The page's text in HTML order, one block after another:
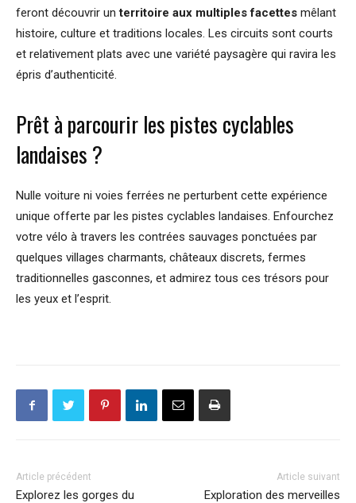
feront découvrir unterritoire aux multiples facettes mêlant
histoire, culture et traditions locales. Les circuits sont courts
et relativement plats avec une variété paysagère qui ravira les
épris d’authenticité.
Prêt à parcourir les pistes cyclables
landaises ?
Nulle voiture ni voies ferrées ne perturbent cette expérience
unique offerte par les pistes cyclables landaises. Enfourchez
votre vélo à travers les contrées sauvages ponctuées par
quelques villages charmants, châteaux discrets, fermes
traditionnelles gasconnes, et admirez tous ces trésors pour
les yeux et l’esprit.
Article précédent
Explorez les gorges du
Article suivant
Exploration des merveilles